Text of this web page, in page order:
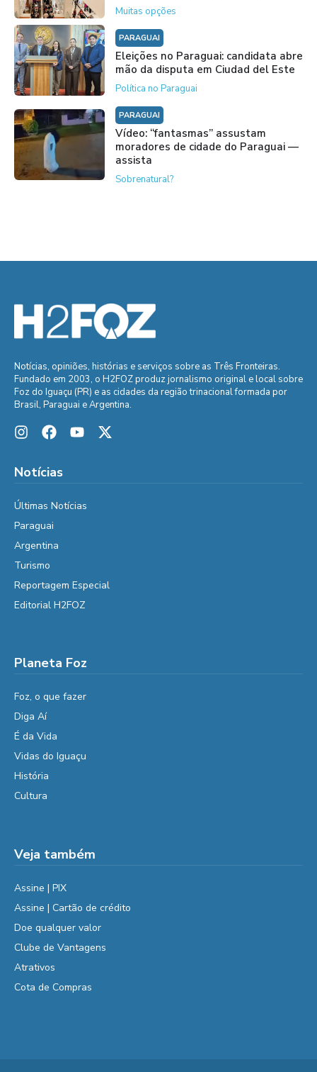
Muitas opções
PARAGUAI
Eleições no Paraguai: candidata abre
mão da disputa em Ciudad del Este
Política no Paraguai
PARAGUAI
Vídeo: “fantasmas” assustam
moradores de cidade do Paraguai —
assista
Sobrenatural?
Notícias, opiniões, histórias e serviços sobre as Três Fronteiras.
Fundado em 2003, o H2FOZ produz jornalismo original e local sobre
Foz do Iguaçu (PR) e as cidades da região trinacional formada por
Brasil, Paraguai e Argentina.
Notícias
Últimas Notícias
Paraguai
Argentina
Turismo
Reportagem Especial
Editorial H2FOZ
Planeta Foz
Foz, o que fazer
Diga Aí
É da Vida
Vidas do Iguaçu
História
Cultura
Veja também
Assine | PIX
Assine | Cartão de crédito
Doe qualquer valor
Clube de Vantagens
Atrativos
Cota de Compras